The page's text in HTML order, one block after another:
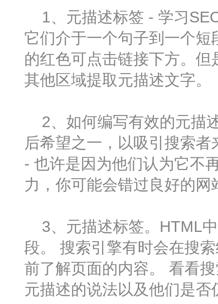
1、元描述标签 - 学习
它们介于一个句子到一个
的红色可点击链接下方。
其他区域提取元描述文字。
2、如何编写有效的元描
后希望之一，以吸引搜索
- 也许是因为他们认为它不
力，你可能会错过良好的
3、元描述标签。HTML
段。 搜索引擎有时会在搜
前了解页面的内容。 看看
元描述的说法以及他们是